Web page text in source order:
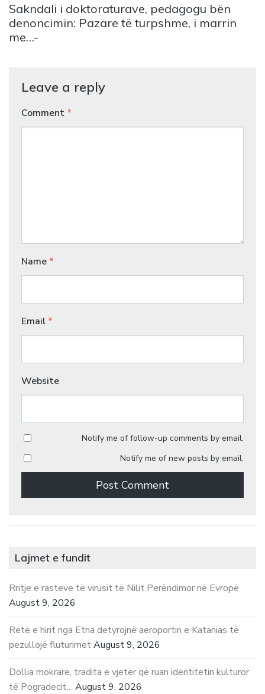
Sakndali i doktoraturave, pedagogu bën
denoncimin: Pazare të turpshme, i marrin
me…-
Leave a reply
Comment *
Name *
Email *
Website
Notify me of follow-up comments by email.
Notify me of new posts by email.
Lajmet e fundit
Rritje e rasteve të virusit të Nilit Perëndimor në Evropë
August 9, 2026
Retë e hirit nga Etna detyrojnë aeroportin e Katanias të
pezullojë fluturimetAugust 9, 2026
Dollia mokrare, tradita e vjetër që ruan identitetin kulturor
të Pogradecit… August 9, 2026